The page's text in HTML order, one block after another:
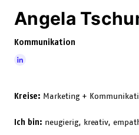
Angela
Kommunikation
Kreise: Marketing +
Ich bin: neugierig, kreativ,